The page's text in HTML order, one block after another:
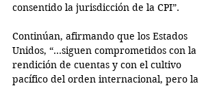
consentido la jurisdicción de la CPI”.
Continúan, afirmando que los Estados
Unidos, “...siguen comprometidos con la
rendición de cuentas y con el cultivo
pacífico del orden internacional, pero la